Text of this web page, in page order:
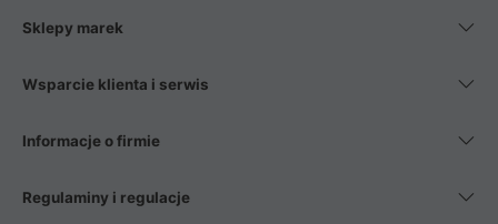
Sklepy marek
Wsparcie klienta i serwis
Informacje o firmie
Regulaminy i regulacje